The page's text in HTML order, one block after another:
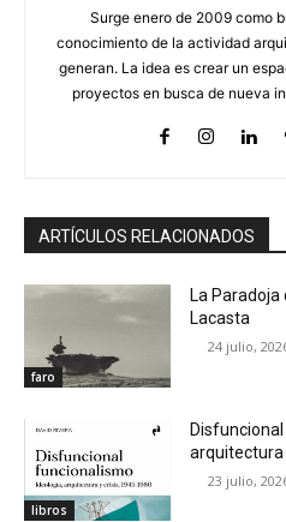
Surge enero de 2009 como
conocimiento de la actividad
generan. La idea es crear un
proyectos en busca de nueva
ARTÍCULOS RELACIONADOS
faro
La Paradoja
Lacasta
24 julio,
libros
arquitectura
23 julio,